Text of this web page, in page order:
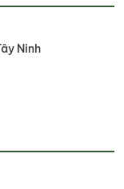
Ninh